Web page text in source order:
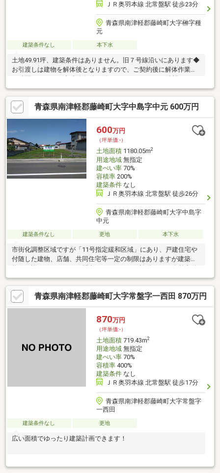
ＪＲ奥羽本線 北常盤駅 徒歩23分
青森県南津軽郡藤崎町大字榊字種
元
建築条件なし 本下水
土地49.91坪、建築条件はありません。旧７号線沿いにあります◆
お引渡しは建物を解体後となりますので、ご契約後に解体作業の
スメーカー・工務店で建築可能です＾－＾設備＾－＾公営水道／
公共下水（接続済）／プロパンガス＾－＾環境＾－＾町立常盤小
学校まで1300ｍ（徒歩17分）／ＪＲ常盤駅まで1800ｍ（徒歩1800
ｍ（徒歩23分）／ローソン藤崎榊店まで650ｍ（徒歩9分）トライ
アルGO常盤店まで350ｍ（徒歩５分）／イオン藤崎店まで3100ｍ
青森県南津軽郡藤崎町大字中島字中元 600万円
600万円
（坪単価:-）
土地面積1180.05m2
用途地域無指定
建ぺい率70%
容積率200%
建築条件なし
ＪＲ奥羽本線 北常盤駅 徒歩26分
青森県南津軽郡藤崎町大字中島字
中元
建築条件なし 更地 本下水
市街化調整区域ですが「11号指定緩和区域」にあり、戸建住宅や
付随した建物、店舗、共同住宅等一定の制限はありますが建築可
能です詳細についてはお問合せ下さい＾－＾設備＾－＾公営水道
（引込み無し）、公共下水（公共桝あり）、プロパンガス＾－＾
環境＾－＾藤崎中央小学校まで2200ｍ（徒歩28分）／町立藤崎中
学校まで2000ｍ（徒歩25分）／イオン藤崎店まで2600ｍ（33分）
／トライアルＧＯまで650ｍまで（徒歩9分）／ローソン藤崎榊和
田店まで900ｍ（徒歩12分）／ときわ会病院まで950ｍ（徒歩12
青森県南津軽郡藤崎町大字常盤字一西田 870万円
870万円
（坪単価:-）
土地面積719.43m2
用途地域無指定
建ぺい率70%
容積率400%
建築条件なし
ＪＲ奥羽本線 北常盤駅 徒歩17分
青森県南津軽郡藤崎町大字常盤字
一西田
建築条件なし 更地
広い面積でゆったり建築計画できます！